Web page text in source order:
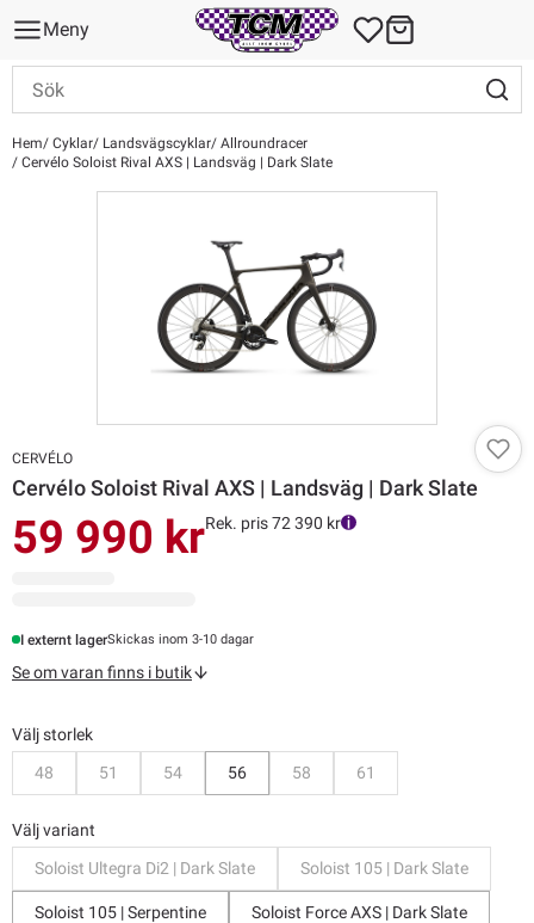
Meny
Hem Cyklar Landsvägscyklar Allroundracer
Cervélo Soloist Rival AXS | Landsväg | Dark Slate
CERVÉLO
Cervélo Soloist Rival AXS | Landsväg | Dark Slate
59 990 krRek. pris 72 390 kr
I externt lagerSkickas inom 3-10 dagar
Se om varan finns i butik
Välj storlek
48
51 54 56 58 61
Välj variant
Soloist Ultegra Di2 | Dark Slate
Soloist 105 | Dark Slate
Soloist 105 | Serpentine Soloist Force AXS | Dark Slate